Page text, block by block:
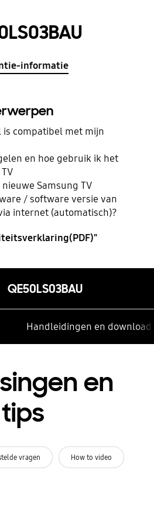
informatie
compatibel met mijn
en hoe gebruik ik het
Samsung TV
/ software versie van
internet (automatisch)?
QE50LS03BAU
Handleidingen en
en
tips
vragen How to video